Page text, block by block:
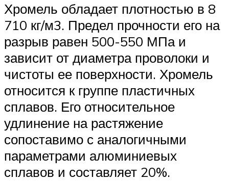
Хромель обладает плотностью в 8
710 кг/м3. Предел прочности его на
разрыв равен 500-550 МПа и
зависит от диаметра проволоки и
чистоты ее поверхности. Хромель
относится к группе пластичных
сплавов. Его относительное
удлинение на растяжение
сопоставимо с аналогичными
параметрами алюминиевых
сплавов и составляет 20%.